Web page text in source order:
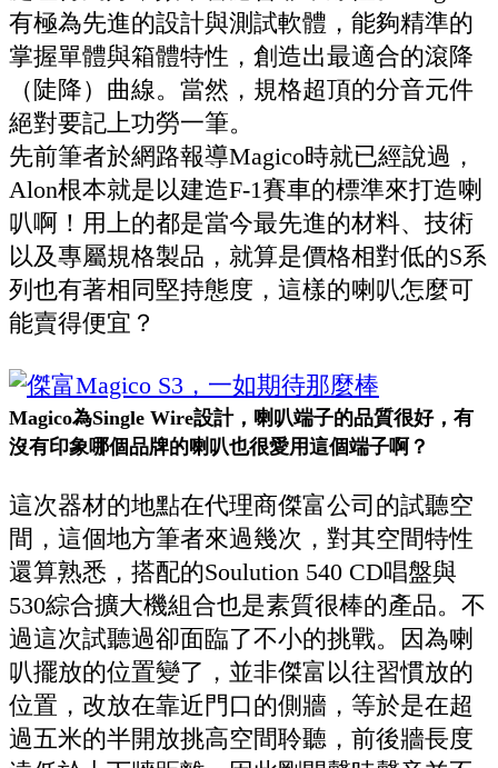
有極為先進的設計與測試軟體，能夠精準的
掌握單體與箱體特性，創造出最適合的滾降
（陡降）曲線。當然，規格超頂的分音元件
絕對要記上功勞一筆。
先前筆者於網路報導Magico時就已經說過，
Alon根本就是以建造F-1賽車的標準來打造喇
叭啊！用上的都是當今最先進的材料、技術
以及專屬規格製品，就算是價格相對低的S系
列也有著相同堅持態度，這樣的喇叭怎麼可
能賣得便宜？
Magico為Single Wire設計，喇叭端子的品質很好，有
沒有印象哪個品牌的喇叭也很愛用這個端子啊？
這次器材的地點在代理商傑富公司的試聽空
間，這個地方筆者來過幾次，對其空間特性
還算熟悉，搭配的Soulution 540 CD唱盤與
530綜合擴大機組合也是素質很棒的產品。不
過這次試聽過卻面臨了不小的挑戰。因為喇
叭擺放的位置變了，並非傑富以往習慣放的
位置，改放在靠近門口的側牆，等於是在超
過五米的半開放挑高空間聆聽，前後牆長度